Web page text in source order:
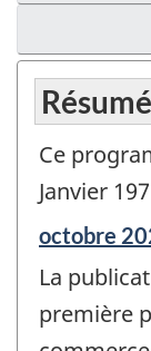
Ce
Janvier
Période
référence
de
changement
octobre
La
première